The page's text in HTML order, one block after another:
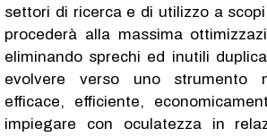
settori di ricerca e di utilizzo a
procederà alla massima
eliminando sprechi ed inutili
evolvere verso uno strumento
efficace, efficiente,
impiegare con oculatezza in